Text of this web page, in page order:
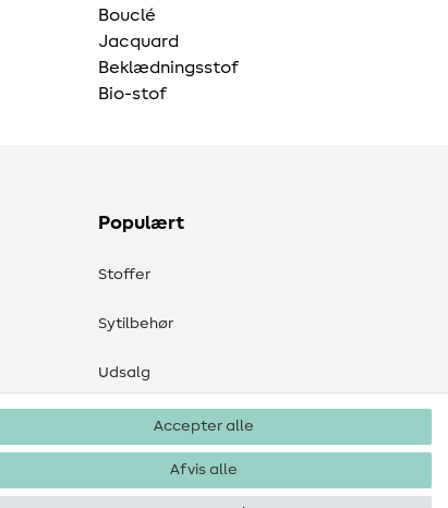
Bouclé
Jacquard
Beklædningsstof
Bio-stof
Populært
Stoffer
Sytilbehør
Udsalg
Accepter alle
Afvis alle